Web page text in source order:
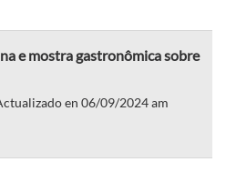
e mostra gastronômica sobre
en 06/09/2024 am